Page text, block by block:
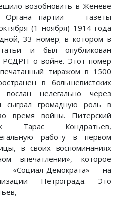
возобновить в Женеве
Органа партии — газеты
(1 ноября) 1914 года
33 номер, в котором в
и был опубликован
РСДРП о войне. Этот помер
тиражом в 1500
в большевистских
нелегально через
громадную роль в
время войны. Питерский
Тарас Кондратьев,
работу в первом
в своих воспоминаниях
впечатлении», которое
Демократа» на
Петрограда. Это